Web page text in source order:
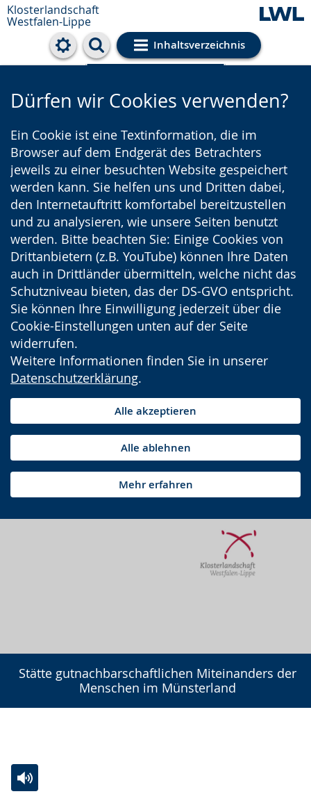
Klosterlandschaft
Westfalen-Lippe
Inhaltsverzeichnis
Cookie-Einstellungen
Dürfen wir Cookies verwenden?
Ein Cookie ist eine Textinformation, die im
Browser auf dem Endgerät des Betrachters
jeweils zu einer besuchten Website gespeichert
werden kann. Sie helfen uns und Dritten dabei,
den Internetauftritt komfortabel bereitzustellen
und zu analysieren, wie unsere Seiten benutzt
werden. Bitte beachten Sie: Einige Cookies von
Drittanbietern (z.B. YouTube) können Ihre Daten
auch in Drittländer übermitteln, welche nicht das
Schutzniveau bieten, das der DS-GVO entspricht.
Sie können Ihre Einwilligung jederzeit über die
Cookie-Einstellungen unten auf der Seite
widerrufen.
Weitere Informationen finden Sie in unserer
Datenschutzerklärung.
Alle akzeptieren
Alle ablehnen
Mehr erfahren
Stätte gutnachbarschaftlichen Miteinanders der
Menschen im Münsterland